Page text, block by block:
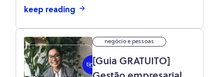
keep reading
negócio e pessoas
[Guia GRATUITO]